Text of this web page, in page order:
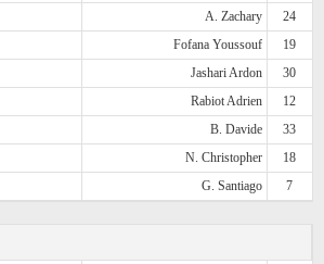
A. Zachary
24
Fofana Youssouf
19
Jashari Ardon
30
Rabiot Adrien
12
B. Davide
33
N. Christopher
18
G. Santiago 7